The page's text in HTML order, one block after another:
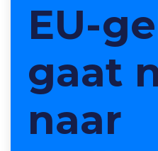
EU-
gaat
naar